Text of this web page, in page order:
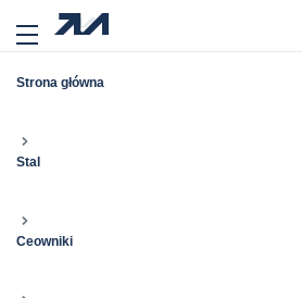
Strona główna
Stal
Ceowniki